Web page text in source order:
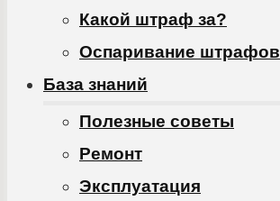
Какой штраф за?
Оспаривание штрафов
База знаний
Полезные советы
Ремонт
Эксплуатация